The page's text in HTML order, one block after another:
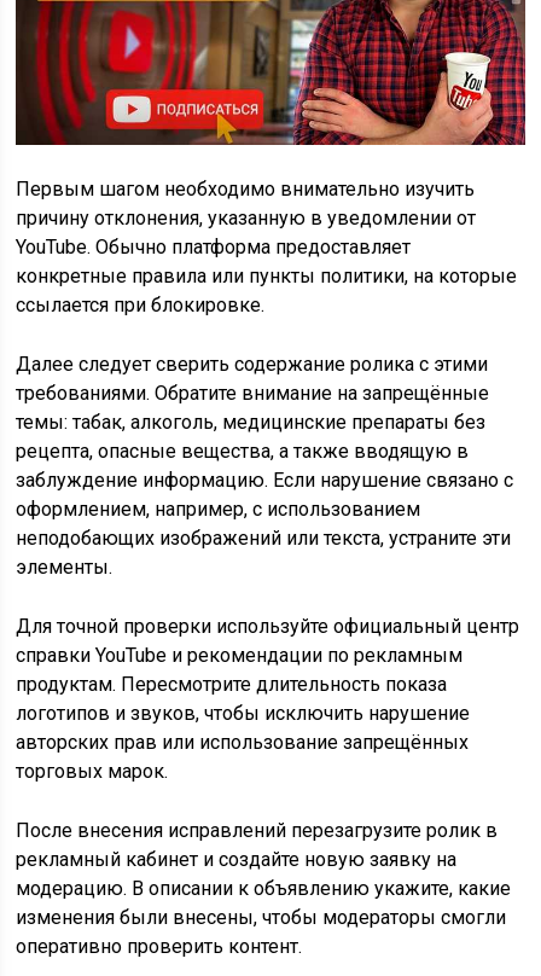
Первым шагом необходимо внимательно изучить
причину отклонения, указанную в уведомлении от
YouTube. Обычно платформа предоставляет
конкретные правила или пункты политики, на которые
ссылается при блокировке.
Далее следует сверить содержание ролика с этими
требованиями. Обратите внимание на запрещённые
темы: табак, алкоголь, медицинские препараты без
рецепта, опасные вещества, а также вводящую в
заблуждение информацию. Если нарушение связано с
оформлением, например, с использованием
неподобающих изображений или текста, устраните эти
элементы.
Для точной проверки используйте официальный центр
справки YouTube и рекомендации по рекламным
продуктам. Пересмотрите длительность показа
логотипов и звуков, чтобы исключить нарушение
авторских прав или использование запрещённых
торговых марок.
После внесения исправлений перезагрузите ролик в
рекламный кабинет и создайте новую заявку на
модерацию. В описании к объявлению укажите, какие
изменения были внесены, чтобы модераторы смогли
оперативно проверить контент.